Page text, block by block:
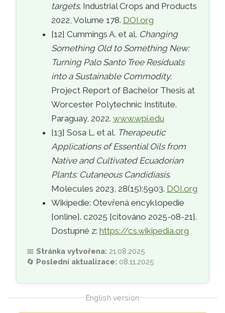
targets. Industrial Crops and Products
2022, Volume 178. DOI.org
[12] Cummings A. et al. Changing
Something Old to Something New:
Turning Palo Santo Tree Residuals
into a Sustainable Commodity.
Project Report of Bachelor Thesis at
Worcester Polytechnic Institute.
Paraguay, 2022. www.wpi.edu
[13] Sosa L. et al. Therapeutic
Applications of Essential Oils from
Native and Cultivated Ecuadorian
Plants: Cutaneous Candidiasis.
Molecules 2023, 28(15):5903. DOI.org
Wikipedie: Otevřená encyklopedie
[online]. c2025 [citováno 2025-08-21].
Dostupné z: https://cs.wikipedia.org
📅Stránka vytvořena: 21.08.2025
🔄 Poslední aktualizace: 08.11.2025
English version